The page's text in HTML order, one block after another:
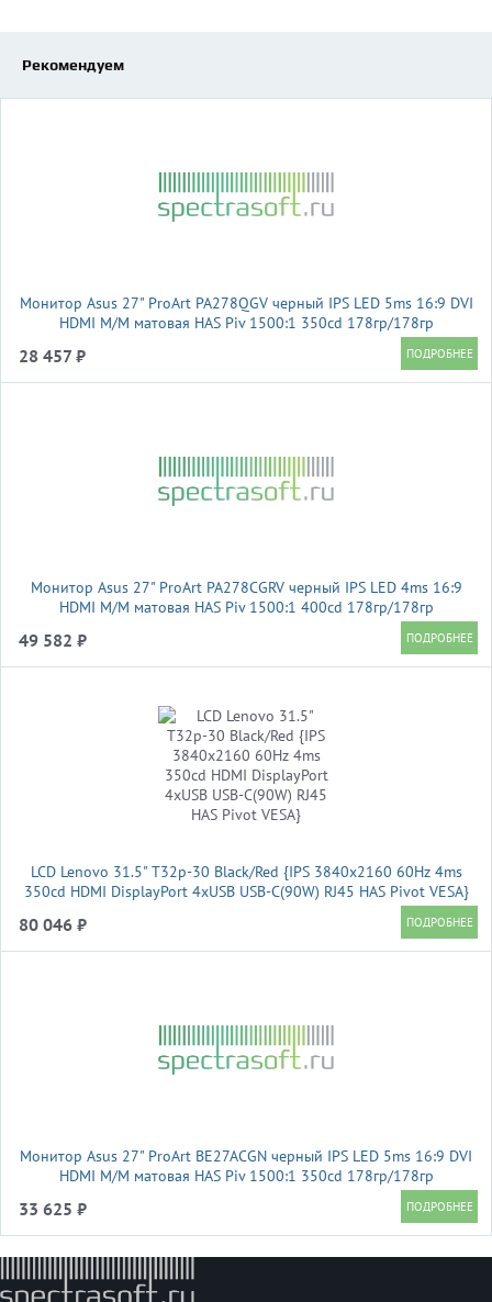
Рекомендуем
Монитор Asus 27" ProArt PA278QGV черный IPS LED 5ms 16:9 DVI
HDMI M/M матовая HAS Piv 1500:1 350cd 178гр/178гр
28 457 ₽
Монитор Asus 27" ProArt PA278CGRV черный IPS LED 4ms 16:9
HDMI M/M матовая HAS Piv 1500:1 400cd 178гр/178гр
49 582 ₽
LCD Lenovo 31.5" T32p-30 Black/Red {IPS 3840x2160 60Hz 4ms
350cd HDMI DisplayPort 4xUSB USB-C(90W) RJ45 HAS Pivot VESA}
80 046 ₽
Монитор Asus 27" ProArt BE27ACGN черный IPS LED 5ms 16:9 DVI
HDMI M/M матовая HAS Piv 1500:1 350cd 178гр/178гр
33 625 ₽